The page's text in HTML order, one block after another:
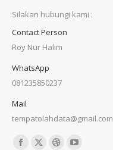
Silakan hubungi kami :
Contact Person
Roy Nur Halim
WhatsApp
081235850237
Mail
tempatolahdata@gmail.com
Find us on: